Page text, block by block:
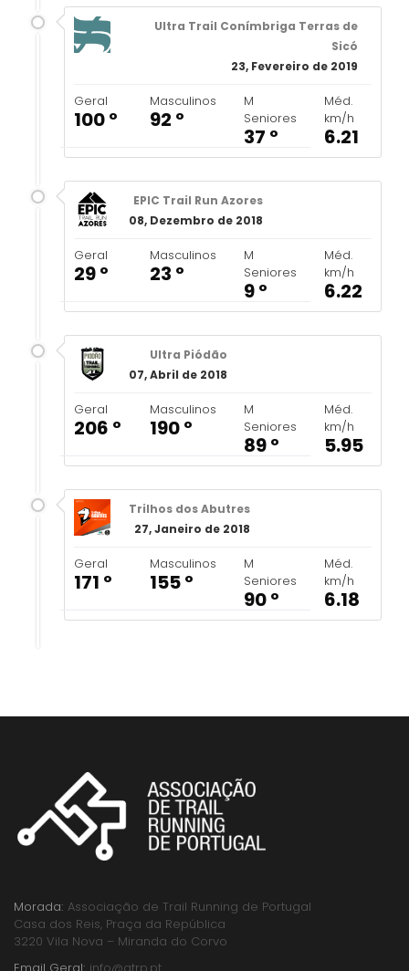
Ultra Trail Conímbriga Terras de
Sicó
23, Fevereiro de 2019
Geral
100 º
Masculinos
92 º
M
Seniores
37 º
Méd.
km/h
6.21
EPIC Trail Run Azores
08, Dezembro de 2018
Geral
29 º
Masculinos
23 º
M
Seniores
9 º
Méd.
km/h
6.22
Ultra Piódão
07, Abril de 2018
Geral
206 º
Masculinos
190 º
M
Seniores
89 º
Méd.
km/h
5.95
Trilhos dos Abutres
27, Janeiro de 2018
Geral
171 º
Masculinos
155 º
M
Seniores
90 º
Méd.
km/h
6.18
Morada: Associação de Trail Running de Portugal
Casa dos Reis, Praça da República
3220 Vila Nova – Miranda do Corvo
Email Geral: info@atrp.pt